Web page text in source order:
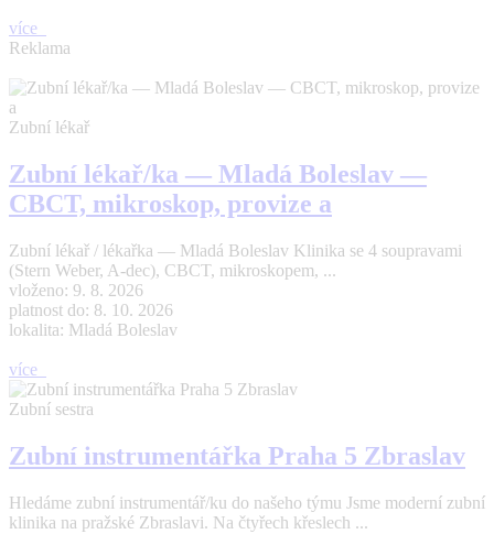
více
Reklama
Zubní lékař
Zubní lékař/ka — Mladá Boleslav —
CBCT, mikroskop, provize a
Zubní lékař / lékařka — Mladá Boleslav Klinika se 4 soupravami
(Stern Weber, A-dec), CBCT, mikroskopem, ...
vloženo: 9. 8. 2026
platnost do: 8. 10. 2026
lokalita: Mladá Boleslav
více
Zubní sestra
Zubní instrumentářka Praha 5 Zbraslav
Hledáme zubní instrumentář/ku do našeho týmu Jsme moderní zubní
klinika na pražské Zbraslavi. Na čtyřech křeslech ...